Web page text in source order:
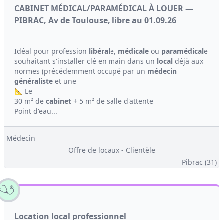
CABINET MÉDICAL/PARAMÉDICAL À LOUER —
PIBRAC, Av de Toulouse, libre au 01.09.26
Idéal pour profession libérale, médicale ou paramédicale
souhaitant s'installer clé en main dans un local déjà aux
normes (précédemment occupé par un médecin
généraliste et une
📐 Le
30 m² de cabinet + 5 m² de salle d'attente
Point d'eau...
Médecin
Offre de locaux - Clientèle
Pibrac (31)
Location local professionnel